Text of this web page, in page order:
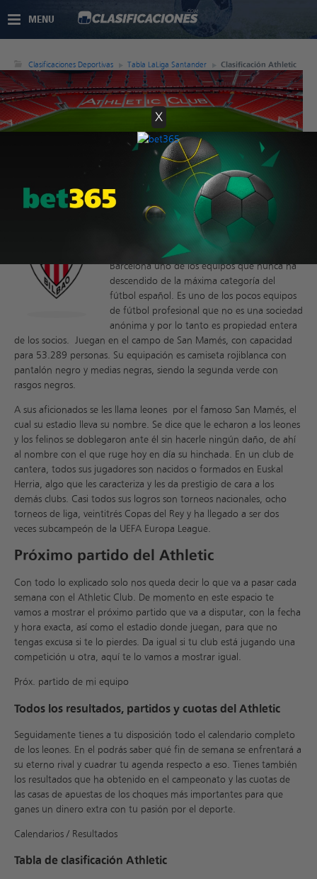
MENU
Clasificaciones Deportivas Tabla LaLiga Santander Clasificación Athletic
El Athletic Club es el equipo más importante
de la ciudad de Bilbao, en Vizcaya. Fue
fundado en 1898 es junto al Real Madrid y el
Barcelona uno de los equipos que nunca ha
descendido de la máxima categoría del
fútbol español. Es uno de los pocos equipos
de fútbol profesional que no es una sociedad
anónima y por lo tanto es propiedad entera
de los socios. Juegan en el campo de San Mamés, con capacidad
para 53.289 personas. Su equipación es camiseta rojiblanca con
pantalón negro y medias negras, siendo la segunda verde con
rasgos negros.
A sus aficionados se les llama leones por el famoso San Mamés, el
cual su estadio lleva su nombre. Se dice que le echaron a los leones
y los felinos se doblegaron ante él sin hacerle ningún daño, de ahí
al nombre con el que ruge hoy en día su hinchada. En un club de
cantera, todos sus jugadores son nacidos o formados en Euskal
Herria, algo que les caracteriza y les da prestigio de cara a los
demás clubs. Casi todos sus logros son torneos nacionales, ocho
torneos de liga, veintitrés Copas del Rey y ha llegado a ser dos
veces subcampeón de la UEFA Europa League.
Próximo partido del Athletic
Con todo lo explicado solo nos queda decir lo que va a pasar cada
semana con el Athletic Club. De momento en este espacio te
vamos a mostrar el próximo partido que va a disputar, con la fecha
y hora exacta, así como el estadio donde juegan, para que no
tengas excusa si te lo pierdes. Da igual si tu club está jugando una
competición u otra, aquí te lo vamos a mostrar igual.
Próx. partido de mi equipo
Todos los resultados, partidos y cuotas del Athletic
Seguidamente tienes a tu disposición todo el calendario completo
de los leones. En el podrás saber qué fin de semana se enfrentará a
su eterno rival y cuadrar tu agenda respecto a eso. Tienes también
los resultados que ha obtenido en el campeonato y las cuotas de
las casas de apuestas de los choques más importantes para que
ganes un dinero extra con tu pasión por el deporte.
Calendarios / Resultados
Tabla de clasificación Athletic
X